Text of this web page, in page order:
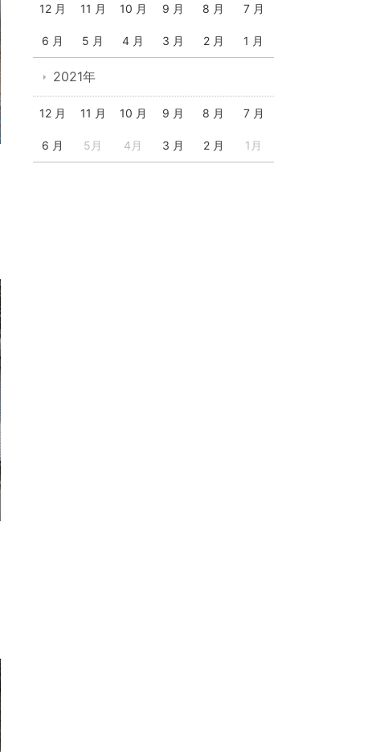
12 月 11 月 10 月 9 月 8 月 7 月
6 月 5 月 4 月 3 月 2 月 1 月
2021年
12 月 11 月 10 月 9 月 8 月 7 月
6 月 5月 4月 3 月 2 月 1月